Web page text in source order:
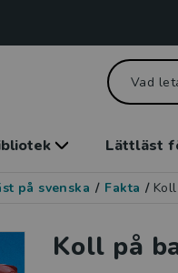
Lättläst
på svenska / Fakta /
Koll på